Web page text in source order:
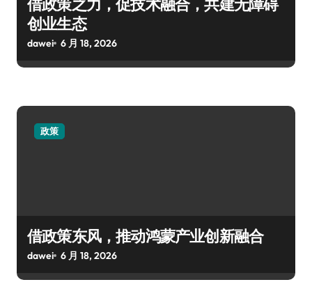
借政策之力，促技术融合，共建无障碍
创业生态
dawei 6 月 18, 2026
政策
借政策东风，推动鸿蒙产业创新融合
dawei 6 月 18, 2026